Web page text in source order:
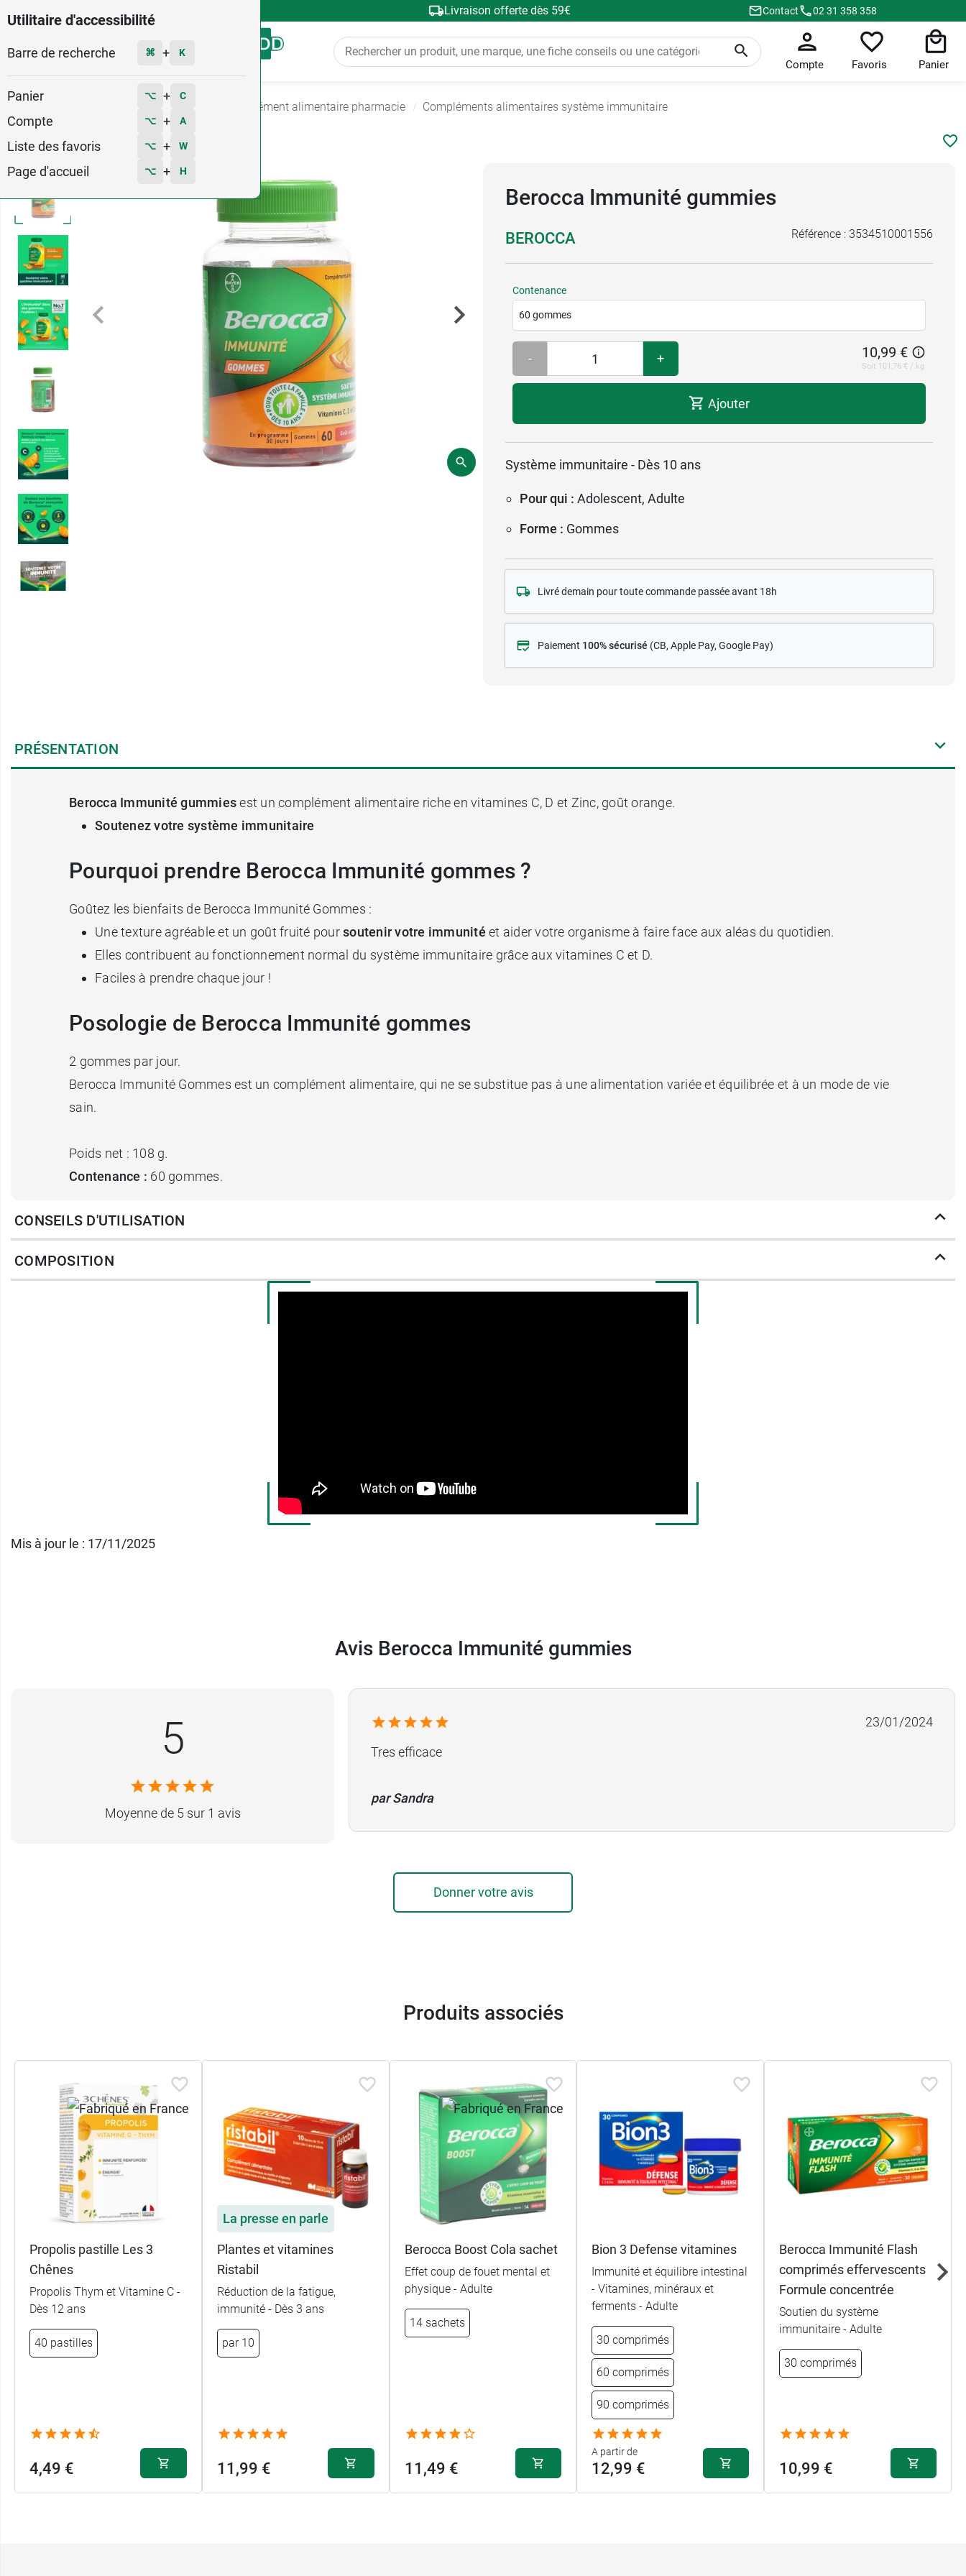
Utilitaire d'accessibilité
Barre de recherche ⌘ + K
Panier ⌥ + C
Compte ⌥ + A
Liste des favoris ⌥ + W
Page d'accueil ⌥ + H
Livraison offerte dès 59€ Contact 02 31 358 358
Menu
Compte Favoris Panier
Système immunitaire : complément alimentaire pharmacie Compléments alimentaires système immunitaire
1
Berocca Immunité gummies
BEROCCA Référence : 3534510001556
Contenance
60 gommes
- + 10,99 €
Soit 101,76 € / kg
Ajouter
Système immunitaire - Dès 10 ans
Pour qui : Adolescent, Adulte
Forme : Gommes
Livré demain pour toute commande passée avant 18h
Paiement 100% sécurisé (CB, Apple Pay, Google Pay)
PRÉSENTATION
Berocca Immunité gummiesest un complément alimentaire riche en vitamines C, D et Zinc, goût orange.
Soutenez votre système immunitaire
Pourquoi prendre Berocca Immunité gommes ?
Goûtez les bienfaits de Berocca Immunité Gommes :
Une texture agréable et un goût fruité poursoutenir votre immunité et aider votre organisme à faire face aux aléas du quotidien.
Elles contribuent au fonctionnement normal du système immunitaire grâce aux vitamines C et D.
Faciles à prendre chaque jour !
Posologie de Berocca Immunité gommes
2 gommes par jour.
Berocca Immunité Gommes est un complément alimentaire, qui ne se substitue pas à une alimentation variée et équilibrée et à un mode de vie
sain.
Poids net : 108 g.
Contenance : 60 gommes.
Découvrez également les
Fabricant
CONSEILS D'UTILISATION
COMPOSITION
Mis à jour le : 17/11/2025
Avis Berocca Immunité gummies
5
Moyenne de 5 sur 1 avis
23/01/2024
Tres efficace
par Sandra
Donner votre avis
Produits associés
Propolis pastille Les 3
Chênes
Propolis Thym et Vitamine C -
Dès 12 ans
40 pastilles
4,49 €
La presse en parle
Plantes et vitamines
Ristabil
Réduction de la fatigue,
immunité - Dès 3 ans
par 10
11,99 €
Berocca Boost Cola sachet
Effet coup de fouet mental et
physique - Adulte
14 sachets
11,49 €
Bion 3 Defense vitamines
Immunité et équilibre intestinal
- Vitamines, minéraux et
ferments - Adulte
30 comprimés
60 comprimés
90 comprimés
A partir de
12,99 €
Berocca Immunité Flash
comprimés effervescents
Formule concentrée
Soutien du système
immunitaire - Adulte
30 comprimés
10,99 €